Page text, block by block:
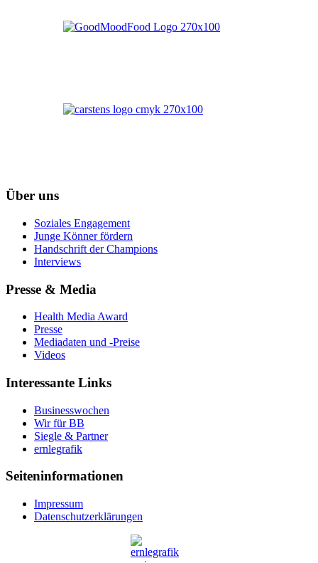
Über uns
Soziales Engagement
Junge Könner fördern
Handschrift der Champions
Interviews
Presse & Media
Health Media Award
Presse
Mediadaten und -Preise
Videos
Interessante Links
Businesswochen
Wir für BB
Siegle & Partner
ernlegrafik
Seiteninformationen
Impressum
Datenschutzerklärungen